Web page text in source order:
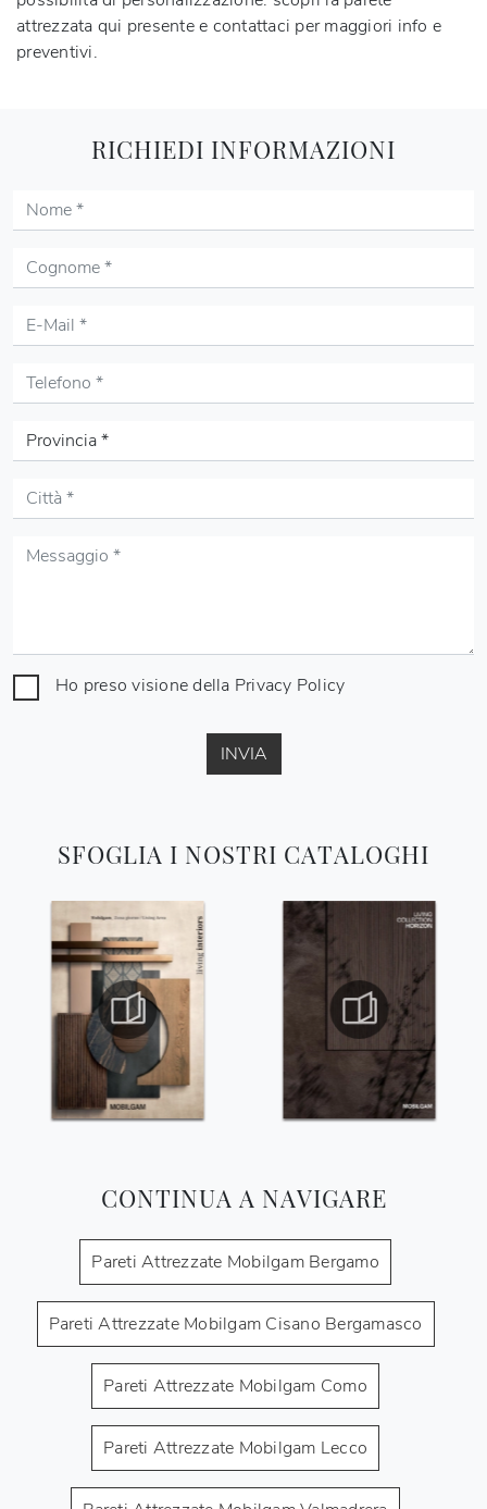
attrezzata qui presente e contattaci per maggiori info e
preventivi.
SFOGLIA I NOSTRI CATALOGHI
CONTINUA A NAVIGARE
Pareti Attrezzate Mobilgam Bergamo
Pareti Attrezzate Mobilgam Cisano Bergamasco
Pareti Attrezzate Mobilgam Como
Pareti Attrezzate Mobilgam Lecco
RICHIEDI INFORMAZIONI
Ho preso visione della Privacy Policy
INVIA